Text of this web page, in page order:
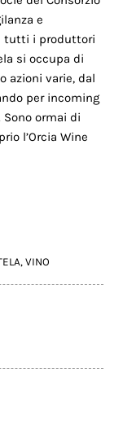
e
tutti i produttori
si occupa di
azioni varie, dal
per incoming
ormai di
l’Orcia Wine
,VINO